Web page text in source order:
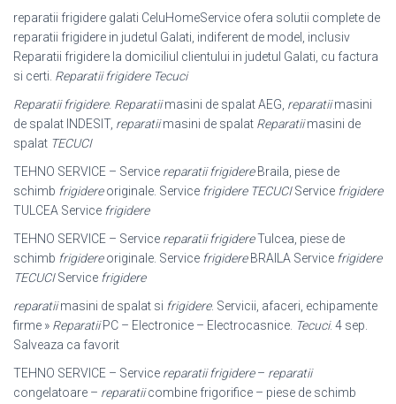
reparatii frigidere galati CeluHomeService ofera solutii complete de
reparatii frigidere in judetul Galati, indiferent de model, inclusiv
Reparatii frigidere la domiciliul clientului in judetul Galati, cu factura
si certi. Reparatii frigidere Tecuci
Reparatii frigidere. Reparatiimasini de spalat AEG, reparatiimasini
de spalat INDESIT, reparatiimasini de spalat Reparatiimasini de
spalat TECUCI
TEHNO SERVICE – Service reparatii frigidereBraila, piese de
schimb frigidereoriginale. Service frigidere TECUCIService frigidere
TULCEA Service frigidere
TEHNO SERVICE – Service reparatii frigidereTulcea, piese de
schimb frigidereoriginale. Service frigidereBRAILA Service frigidere
TECUCIService frigidere
reparatiimasini de spalat si frigidere. Servicii, afaceri, echipamente
firme » ReparatiiPC – Electronice – Electrocasnice. Tecuci. 4 sep.
Salveaza ca favorit
TEHNO SERVICE – Service reparatii frigidere– reparatii
congelatoare – reparatiicombine frigorifice – piese de schimb